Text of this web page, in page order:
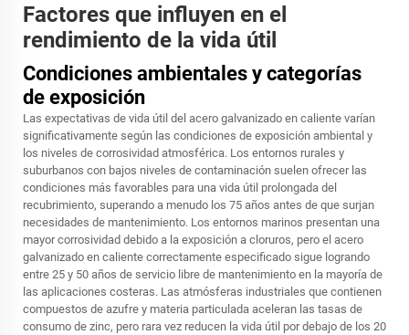
Factores que influyen en el
rendimiento de la vida útil
Condiciones ambientales y categorías
de exposición
Las expectativas de vida útil del acero galvanizado en caliente varían
significativamente según las condiciones de exposición ambiental y
los niveles de corrosividad atmosférica. Los entornos rurales y
suburbanos con bajos niveles de contaminación suelen ofrecer las
condiciones más favorables para una vida útil prolongada del
recubrimiento, superando a menudo los 75 años antes de que surjan
necesidades de mantenimiento. Los entornos marinos presentan una
mayor corrosividad debido a la exposición a cloruros, pero el acero
galvanizado en caliente correctamente especificado sigue logrando
entre 25 y 50 años de servicio libre de mantenimiento en la mayoría de
las aplicaciones costeras. Las atmósferas industriales que contienen
compuestos de azufre y materia particulada aceleran las tasas de
consumo de zinc, pero rara vez reducen la vida útil por debajo de los 20